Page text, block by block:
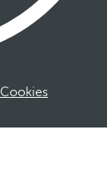
Cookies